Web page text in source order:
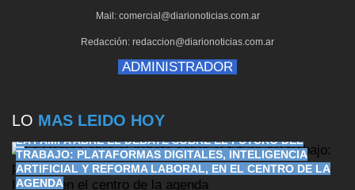
Mail: comercial@diarionoticias.com.ar
Redacción: redaccion@diarionoticias.com.ar
ADMINISTRADOR
LO MAS LEIDO HOY
LA PAMPA ABRE EL DEBATE SOBRE EL FUTURO DEL
TRABAJO: PLATAFORMAS DIGITALES, INTELIGENCIA
ARTIFICIAL Y REFORMA LABORAL, EN EL CENTRO DE LA
AGENDA